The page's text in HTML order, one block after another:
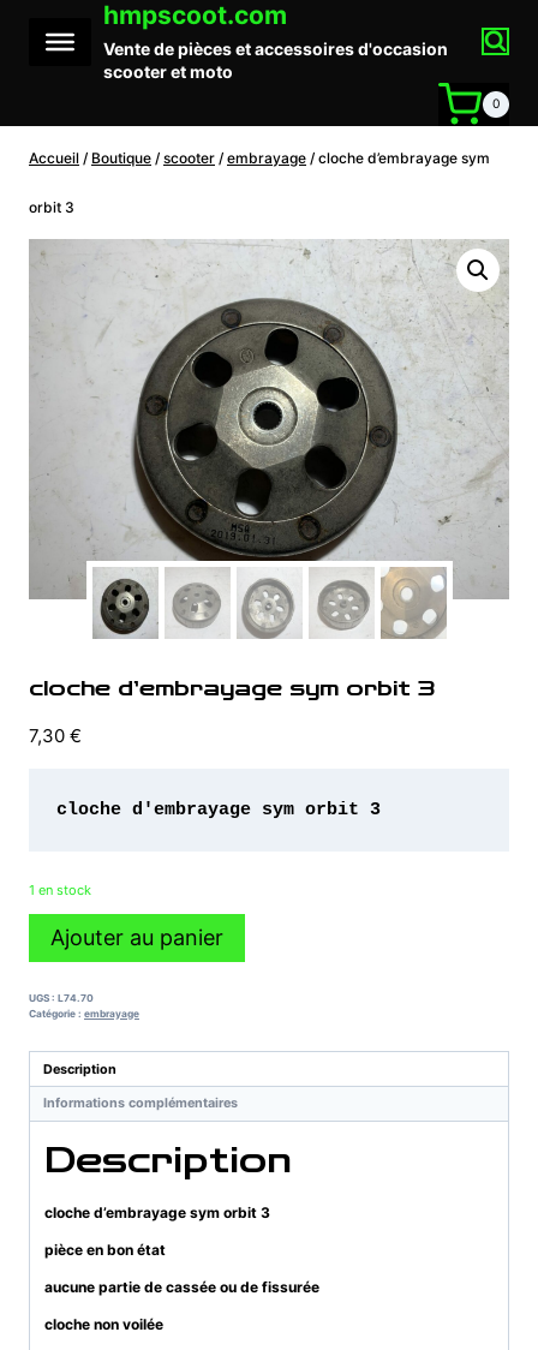
contenu
hmpscoot.com
Vente de pièces et accessoires d'occasion
scooter et moto
0
Accueil / Boutique / scooter / embrayage / cloche d’embrayage sym
orbit 3
cloche d’embrayage sym orbit 3
7,30 €
cloche d'embrayage sym orbit 3
1 en stock
quantité
d'embrayage
sym
Ajouter au panier
UGS : L74.70
Catégorie : embrayage
Description
Informations complémentaires
Description
cloche d’embrayage sym orbit 3
pièce en bon état
aucune partie de cassée ou de fissurée
cloche non voilée